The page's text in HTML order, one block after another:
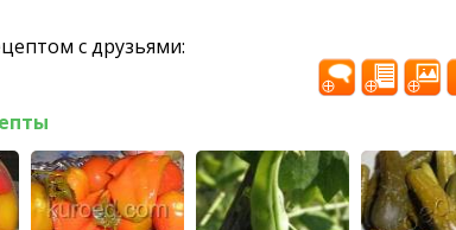
с друзьями: